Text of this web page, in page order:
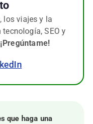
los viajes y la
SEO y
¡Pregúntame!
que haga una